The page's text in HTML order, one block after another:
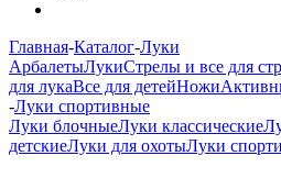
Главная-Каталог-Луки
АрбалетыЛукиСтрелы и все для
для лукаВсе для детейНожи
-Луки спортивные
Луки блочныеЛуки классические
детскиеЛуки для охотыЛуки